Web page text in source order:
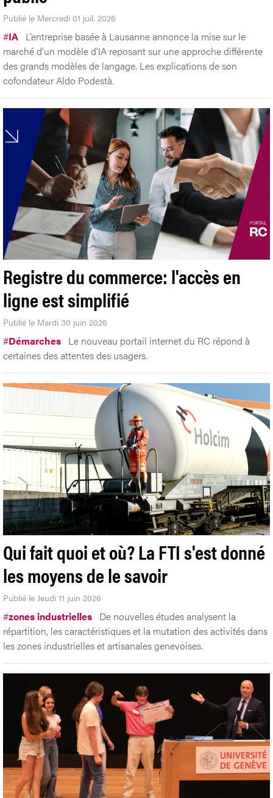
Publié le Mercredi 01 juil. 2026
#IA L’entreprise basée à Lausanne annonce la mise sur le
marché d’un modèle d’IA reposant sur une approche différente
des grands modèles de langage. Les explications de son
cofondateur Aldo Podestà.
Registre du commerce: l'accès en
ligne est simplifié
Publié le Mardi 30 juin 2026
#Démarches Le nouveau portail internet du RC répond à
certaines des attentes des usagers.
Qui fait quoi et où? La FTI s'est donné
les moyens de le savoir
Publié le Jeudi 11 juin 2026
#zones industrielles De nouvelles études analysent la
répartition, les caractéristiques et la mutation des activités dans
les zones industrielles et artisanales genevoises.